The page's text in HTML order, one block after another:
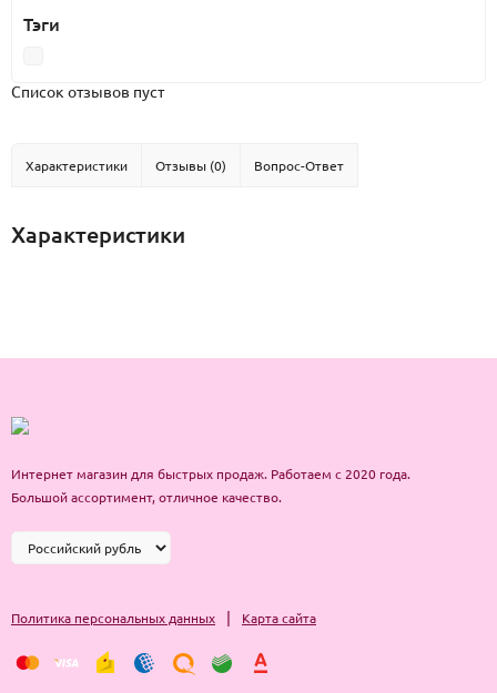
Тэги
Список отзывов пуст
Характеристики Отзывы (0) Вопрос-Ответ
Характеристики
Интернет магазин для быстрых продаж. Работаем с 2020 года.
Большой ассортимент, отличное качество.
Политика персональных данных | Карта сайта